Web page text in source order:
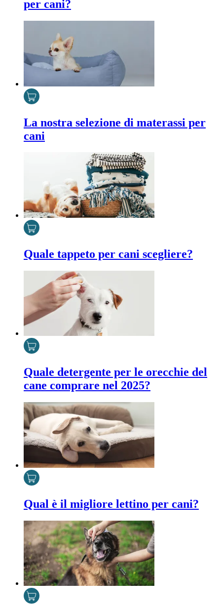
per cani?
La nostra selezione di materassi per
cani
Quale tappeto per cani scegliere?
Quale detergente per le orecchie del
cane comprare nel 2025?
Qual è il migliore lettino per cani?